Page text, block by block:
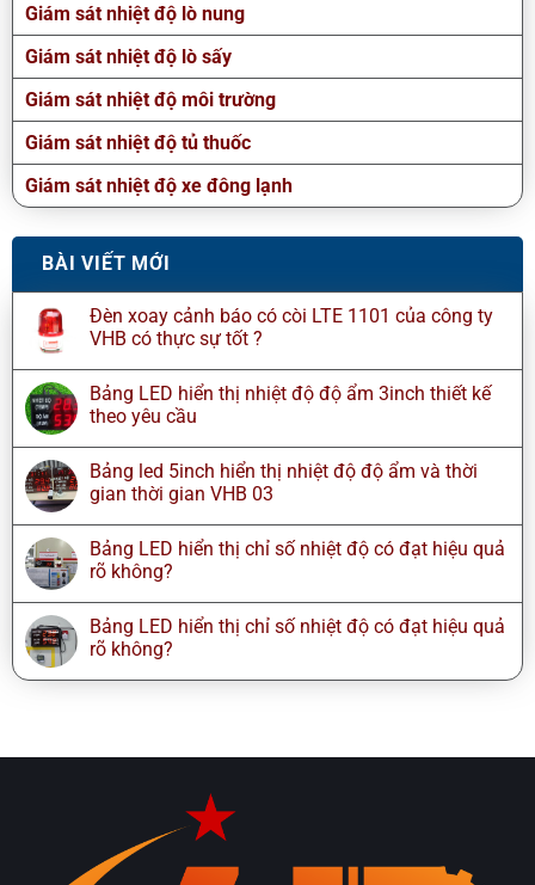
Giám sát nhiệt độ lò nung
Giám sát nhiệt độ lò sấy
Giám sát nhiệt độ môi trường
Giám sát nhiệt độ tủ thuốc
Giám sát nhiệt độ xe đông lạnh
BÀI VIẾT MỚI
Đèn xoay cảnh báo có còi LTE 1101 của công ty
VHB có thực sự tốt ?
Bảng LED hiển thị nhiệt độ độ ẩm 3inch thiết kế
theo yêu cầu
Bảng led 5inch hiển thị nhiệt độ độ ẩm và thời
gian thời gian VHB 03
Bảng LED hiển thị chỉ số nhiệt độ có đạt hiệu quả
rõ không?
Bảng LED hiển thị chỉ số nhiệt độ có đạt hiệu quả
rõ không?